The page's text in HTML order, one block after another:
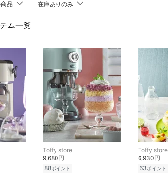
品 在庫ありのみ
ム一覧
Toffy store
9,680円
88ポイント
Toffy store
6,930円
63ポイント